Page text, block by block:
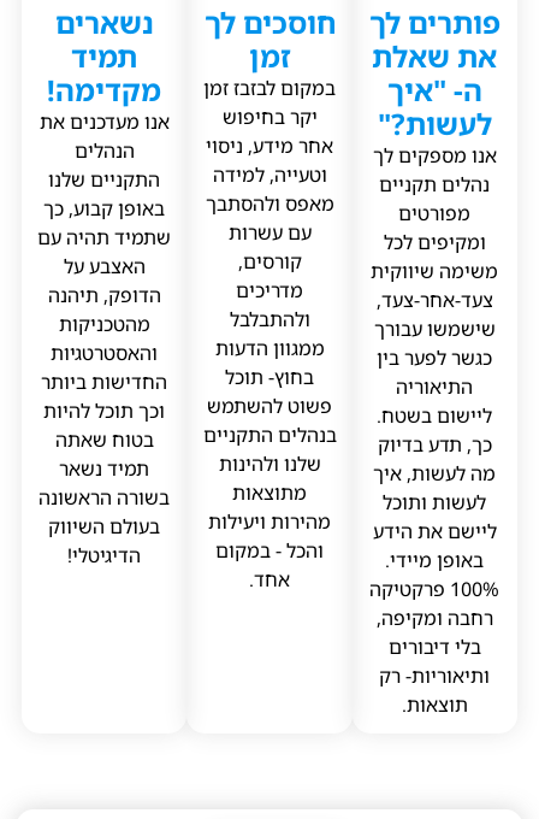
פותרים לך
את שאלת
ה- "איך
לעשות?"
אנו מספקים לך
נהלים תקניים
מפורטים
ומקיפים לכל
משימה שיווקית
צעד-אחר-צעד,
שישמשו עבורך
כגשר לפער בין
התיאוריה
ליישום בשטח.
כך, תדע בדיוק
מה לעשות, איך
לעשות ותוכל
ליישם את הידע
באופן מיידי.
100% פרקטיקה
רחבה ומקיפה,
בלי דיבורים
ותיאוריות- רק
תוצאות.
חוסכים לך
זמן
במקום לבזבז זמן
יקר בחיפוש
אחר מידע, ניסוי
וטעייה, למידה
מאפס ולהסתבך
עם עשרות
קורסים,
מדריכים
ולהתבלבל
ממגוון הדעות
בחוץ- תוכל
פשוט להשתמש
בנהלים התקניים
שלנו ולהינות
מתוצאות
מהירות ויעילות
והכל - במקום
אחד.
נשארים
תמיד
מקדימה!
אנו מעדכנים את
הנהלים
התקניים שלנו
באופן קבוע, כך
שתמיד תהיה עם
האצבע על
הדופק, תיהנה
מהטכניקות
והאסטרטגיות
החדישות ביותר
וכך תוכל להיות
בטוח שאתה
תמיד נשאר
בשורה הראשונה
בעולם השיווק
הדיגיטלי!